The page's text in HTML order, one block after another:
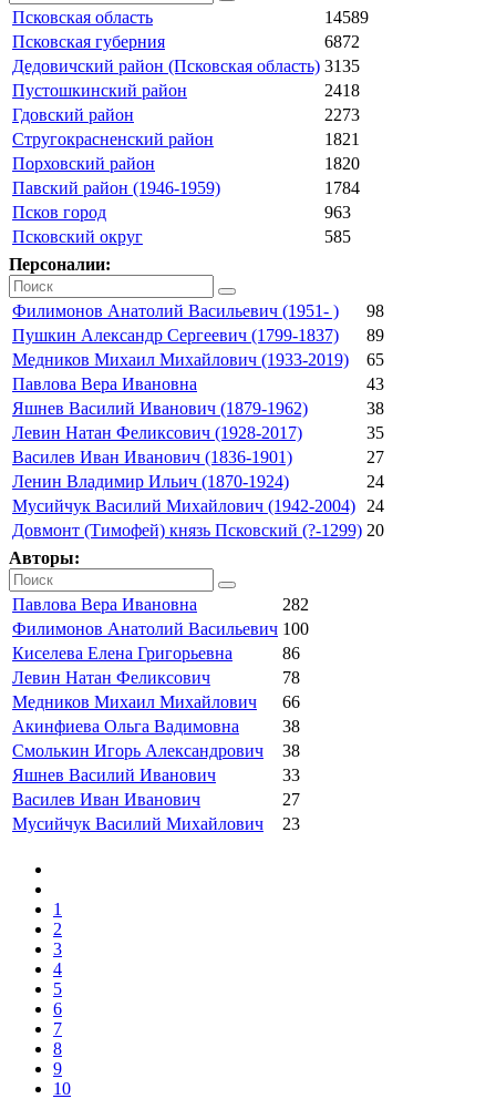
Псковская область
14589
Псковская губерния
6872
Дедовичский район (Псковская область) 3135
Пустошкинский район
2418
Гдовский район
2273
Стругокрасненский район
1821
Порховский район
1820
Павский район (1946-1959)
1784
Псков город
963
Псковский округ
585
Персоналии:
Филимонов Анатолий Васильевич (1951- )
98
Пушкин Александр Сергеевич (1799-1837)
89
Медников Михаил Михайлович (1933-2019)
65
Павлова Вера Ивановна
43
Яшнев Василий Иванович (1879-1962)
38
Левин Натан Феликсович (1928-2017)
35
Василев Иван Иванович (1836-1901)
27
Ленин Владимир Ильич (1870-1924)
24
Мусийчук Василий Михайлович (1942-2004)
24
Довмонт (Тимофей) князь Псковский (?-1299) 20
Авторы:
Павлова Вера Ивановна
282
Филимонов Анатолий Васильевич 100
Киселева Елена Григорьевна
86
Левин Натан Феликсович
78
Медников Михаил Михайлович
66
Акинфиева Ольга Вадимовна
38
Смолькин Игорь Александрович
38
Яшнев Василий Иванович
33
Василев Иван Иванович
27
Мусийчук Василий Михайлович
23
1
2
3
4
5
6
7
8
9
10